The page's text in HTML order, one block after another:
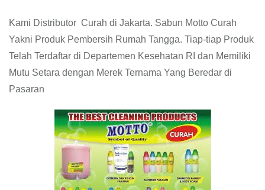
Kami Distributor Curah di Jakarta. Sabun Motto Curah
Yakni Produk Pembersih Rumah Tangga. Tiap-tiap Produk
Telah Terdaftar di Departemen Kesehatan RI dan Memiliki
Mutu Setara dengan Merek Ternama Yang Beredar di
Pasaran